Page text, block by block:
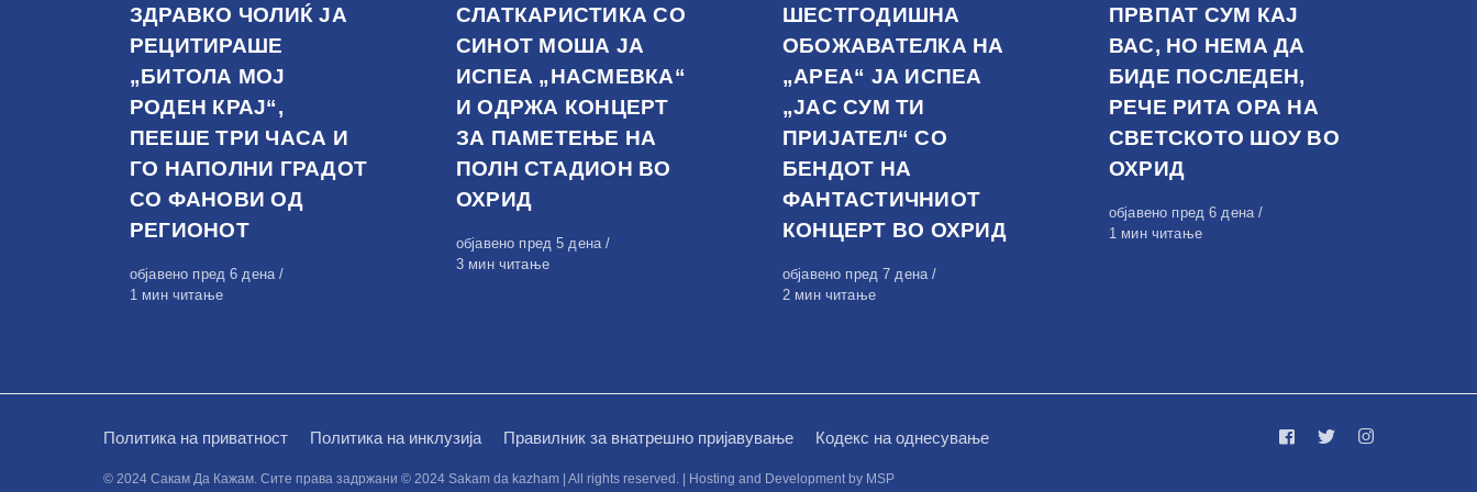
ЗДРАВКО ЧОЛИЌ ЈА
РЕЦИТИРАШЕ
„БИТОЛА МОЈ
РОДЕН КРАЈ“,
ПЕЕШЕ ТРИ ЧАСА И
ГО НАПОЛНИ ГРАДОТ
СО ФАНОВИ ОД
РЕГИОНОТ
Објавено
на
објавено пред 6 дена
1 мин читање
СЛАТКАРИСТИКА СО
СИНОТ МОША ЈА
ИСПЕА „НАСМЕВКА“
И ОДРЖА КОНЦЕРТ
ЗА ПАМЕТЕЊЕ НА
ПОЛН СТАДИОН ВО
ОХРИД
Објавено
на
објавено пред 5 дена
3 мин читање
ШЕСТГОДИШНА
ОБОЖАВАТЕЛКА НА
„АРЕА“ ЈА ИСПЕА
„ЈАС СУМ ТИ
ПРИЈАТЕЛ“ СО
БЕНДОТ НА
ФАНТАСТИЧНИОТ
КОНЦЕРТ ВО ОХРИД
Објавено
на
објавено пред 7 дена
2 мин читање
ПРВПАТ СУМ КАЈ
ВАС, НО НЕМА ДА
БИДЕ ПОСЛЕДЕН,
РЕЧЕ РИТА ОРА НА
СВЕТСКОТО ШОУ ВО
ОХРИД
Објавено
на
објавено пред 6 дена
1 мин читање
Политика на приватност Политика на инклузија Правилник за внатрешно пријавување Кодекс на однесување
© 2024 Сакам Да Кажам. Сите права задржани © 2024 Sakam da kazham | All rights reserved. | Hosting and Development by MSP